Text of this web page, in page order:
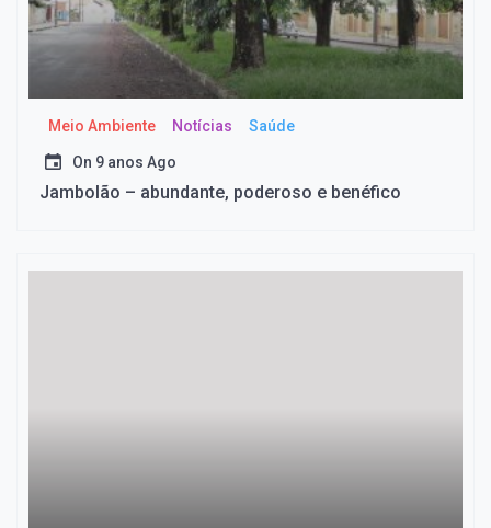
Meio Ambiente Notícias Saúde
On 9 anos Ago
Jambolão – abundante, poderoso e benéfico